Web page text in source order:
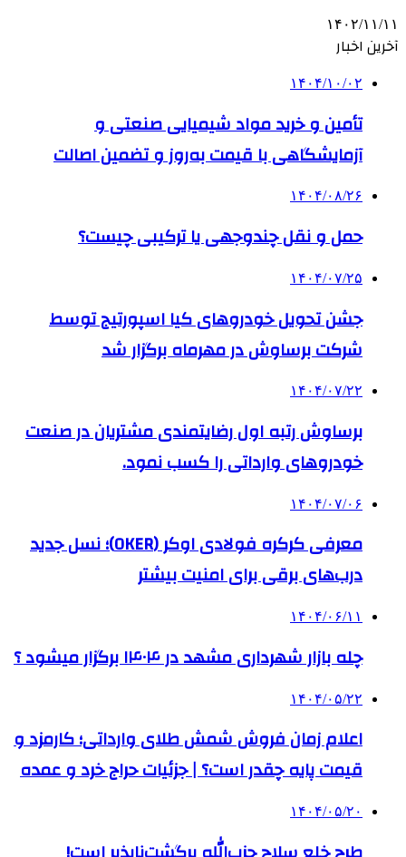
۱۴۰۲/۱۱/۱۱
آخرین اخبار
۱۴۰۴/۱۰/۰۲
تأمین و خرید مواد شیمیایی صنعتی و
آزمایشگاهی با قیمت به‌روز و تضمین اصالت
۱۴۰۴/۰۸/۲۶
حمل و نقل چندوجهی یا ترکیبی چیست؟
۱۴۰۴/۰۷/۲۵
جشن تحویل خودروهای کیا اسپورتیج توسط
شرکت برساوش در مهرماه برگزار شد
۱۴۰۴/۰۷/۲۲
برساوش رتبه اول رضایتمندی مشتریان در صنعت
خودروهای وارداتی را کسب نمود.
۱۴۰۴/۰۷/۰۶
معرفی کرکره فولادی اوکر (OKER)؛ نسل جدید
درب‌های برقی برای امنیت بیشتر
۱۴۰۴/۰۶/۱۱
چله بازار شهرداری مشهد در ۱۴۰۴ برگزار میشود ؟
۱۴۰۴/۰۵/۲۲
اعلام زمان فروش شمش طلای وارداتی؛ کارمزد و
قیمت پایه چقدر است؟ | جزئیات حراج خرد و عمده
۱۴۰۴/۰۵/۲۰